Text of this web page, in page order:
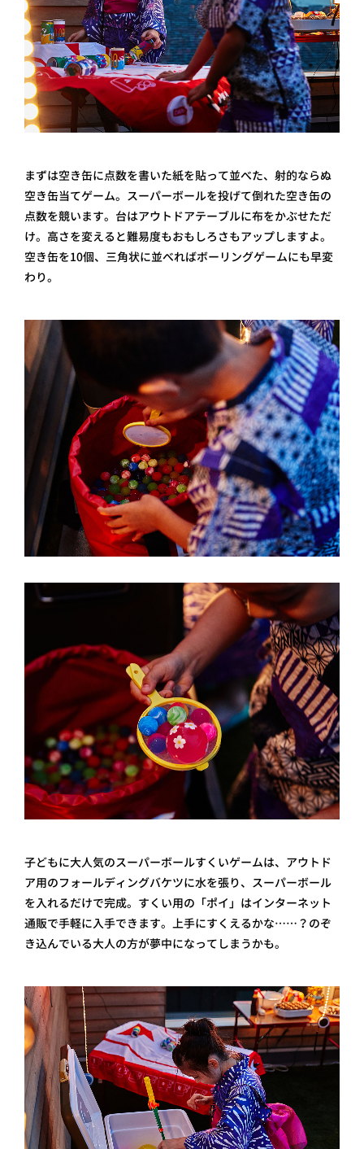
まずは空き缶に点数を書いた紙を貼って並べた、射的ならぬ
空き缶当てゲーム。スーパーボールを投げて倒れた空き缶の
点数を競います。台はアウトドアテーブルに布をかぶせただ
け。高さを変えると難易度もおもしろさもアップしますよ。
空き缶を10個、三角状に並べればボーリングゲームにも早変
わり。
子どもに大人気のスーパーボールすくいゲームは、アウトド
ア用のフォールディングバケツに水を張り、スーパーボール
を入れるだけで完成。すくい用の「ポイ」はインターネット
通販で手軽に入手できます。上手にすくえるかな……？のぞ
き込んでいる大人の方が夢中になってしまうかも。